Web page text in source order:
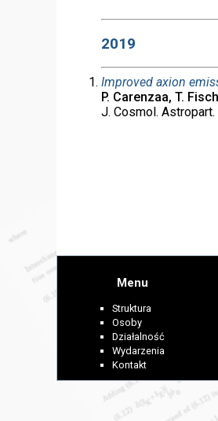
2019
Improved axion
P. Carenzaa, T.
J. Cosmol.
Menu
Struktura
Osoby
Działalność
Wydarzenia
Kontakt